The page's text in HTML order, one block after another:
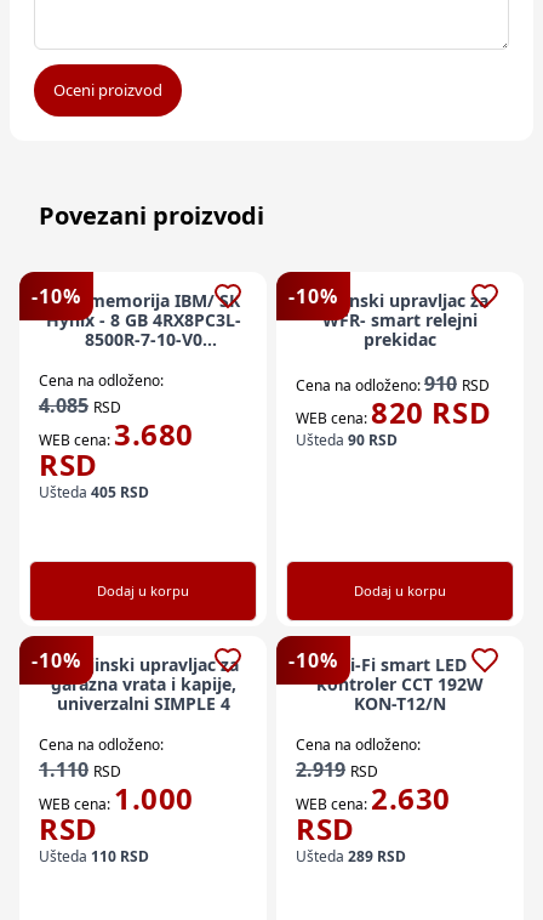
Oceni proizvod
Povezani proizvodi
-10%
Ram memorija IBM/ SK
Hynix - 8 GB 4RX8PC3L-
8500R-7-10-V0
D7-AC
Cena na odloženo:
4.085 RSD
WEB cena:3.680
RSD
Ušteda 405 RSD
Dodaj u korpu
-10%
Daljinski upravljac za
WFR- smart relejni
prekidac
Cena na odloženo:910 RSD
WEB cena:820 RSD
Ušteda 90 RSD
Dodaj u korpu
-10%
x-Daljinski upravljac za
garazna vrata i kapije,
univerzalni SIMPLE 4
Cena na odloženo:
1.110 RSD
WEB cena: 1.000
RSD
Ušteda 110 RSD
-10%Wi-Fi smart LED
kontroler CCT 192W
KON-T12/N
Cena na odloženo:
2.919 RSD
WEB cena: 2.630
RSD
Ušteda 289 RSD